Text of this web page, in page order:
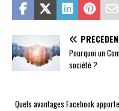
Pourquoi un
société ?
Quels avantages Facebook